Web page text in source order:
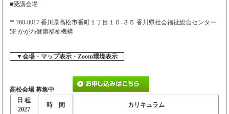
■受講会場
〒760-0017 香川県高松市番町１丁目１０-３５ 香川県社会福祉総合センター
5F かがわ健康福祉機構
▼会場・マップ表示・Zoom環境表示
高松会場 募集中
日 程
2027
時 間 カリキュラム